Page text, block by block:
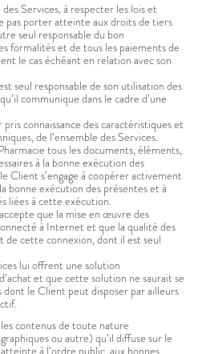
des Services, à respecter les lois et
pas porter atteinte aux droits de tiers
seul responsable du bon
formalités et de tous les paiements de
le cas échéant en relation avec son
seul responsable de son utilisation des
communique dans le cadre d’une
connaissance des caractéristiques et
de l’ensemble des Services.
tous les documents, éléments,
à la bonne exécution des
Client s’engage à coopérer activement
bonne exécution des présentes et à
liées à cette exécution.
que la mise en œuvre des
à Internet et que la qualité des
de cette connexion, dont il est seul
lui offrent une solution
et que cette solution ne saurait se
le Client peut disposer par ailleurs
contenus de toute nature
ou autre) qu’il diffuse sur le